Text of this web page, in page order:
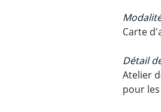
Carte
Détail
Atelier
pour